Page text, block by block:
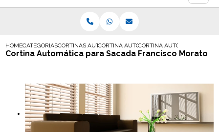
HOMECATEGORIASCORTINAS AUTOMATICASCORTINA AUTOMATICA PARA SALA
CORTINA AUTOMATICA
Cortina Automática para Sacada Francisco Morato